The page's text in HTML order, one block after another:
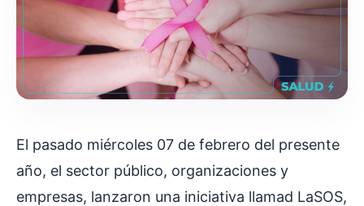
El pasado miércoles 07 de febrero del presente
año, el sector público, organizaciones y
empresas, lanzaron una iniciativa llamad LaSOS,